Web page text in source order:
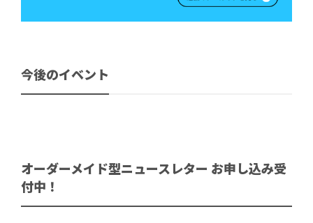
今後のイベント
オーダーメイド型ニュースレター お申し込み受
付中！